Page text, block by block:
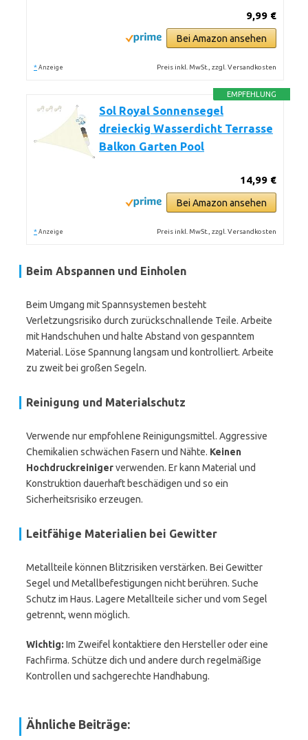
9,99 €
Bei Amazon ansehen
* Anzeige Preis inkl. MwSt., zzgl. Versandkosten
EMPFEHLUNG
Sol Royal Sonnensegel
dreieckig Wasserdicht Terrasse
Balkon Garten Pool
14,99 €
Bei Amazon ansehen
* Anzeige Preis inkl. MwSt., zzgl. Versandkosten
Beim Abspannen und Einholen
Beim Umgang mit Spannsystemen besteht
Verletzungsrisiko durch zurückschnallende Teile. Arbeite
mit Handschuhen und halte Abstand von gespanntem
Material. Löse Spannung langsam und kontrolliert. Arbeite
zu zweit bei großen Segeln.
Reinigung und Materialschutz
Verwende nur empfohlene Reinigungsmittel. Aggressive
Chemikalien schwächen Fasern und Nähte. Keinen
Hochdruckreinigerverwenden. Er kann Material und
Konstruktion dauerhaft beschädigen und so ein
Sicherheitsrisiko erzeugen.
Leitfähige Materialien bei Gewitter
Metallteile können Blitzrisiken verstärken. Bei Gewitter
Segel und Metallbefestigungen nicht berühren. Suche
Schutz im Haus. Lagere Metallteile sicher und vom Segel
getrennt, wenn möglich.
Wichtig: Im Zweifel kontaktiere den Hersteller oder eine
Fachfirma. Schütze dich und andere durch regelmäßige
Kontrollen und sachgerechte Handhabung.
Ähnliche Beiträge: